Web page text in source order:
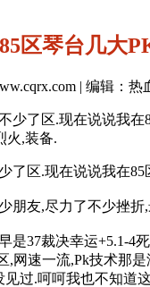
区琴台几大
| 编辑：热
少了区.现在说说我
火,装备.
区.现在说说我在85
友,尽力了不少挫折,
裁决幸运+5.1-4死
,网速一流,Pk技术那
过.呵呵我也不知道